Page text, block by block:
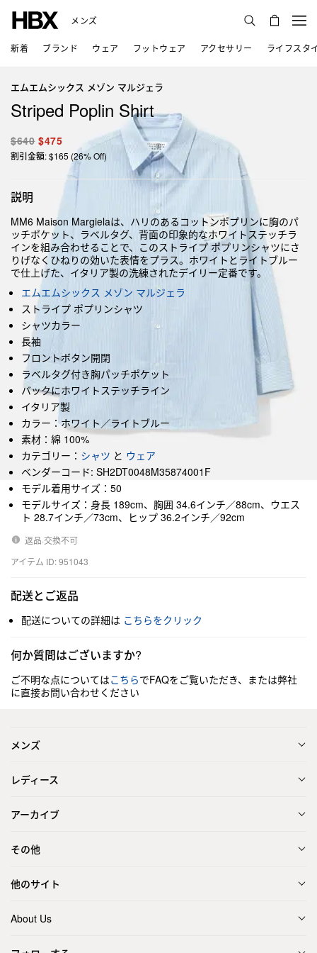
メンズ
新着 ブランド ウェア フットウェア アクセサリー ライフスタ
エムエムシックス メゾン マルジェラ
Striped Poplin Shirt
$640 $475
割引金額: $165 (26% Off)
説明
MM6 Maison Margielaは、ハリのあるコットンポプリンに胸のパ
ッチポケット、ラベルタグ、背面の印象的なホワイトステッチラ
インを組み合わせることで、このストライプ ポプリンシャツにさ
りげなくひねりの効いた表情をプラス。ホワイトとライトブルー
で仕上げた、イタリア製の洗練されたデイリー定番です。
エムエムシックス メゾン マルジェラ
ストライプ ポプリンシャツ
シャツカラー
長袖
フロントボタン開閉
ラベルタグ付き胸パッチポケット
バックにホワイトステッチライン
イタリア製
カラー：ホワイト／ライトブルー
素材：綿 100%
カテゴリー： シャツ と ウェア
ベンダーコード: SH2DT0048M35874001F
モデル着用サイズ：50
モデルサイズ：身長 189cm、胸囲 34.6インチ／88cm、ウエス
ト 28.7インチ／73cm、ヒップ 36.2インチ／92cm
返品·交換不可
アイテム ID: 951043
配送とご返品
配送についての詳細は こちらをクリック
何か質問はございますか?
ご不明な点についてはこちらでFAQをご覧いただき、または弊社
に直接お問い合わせください
メンズ
レディース
アーカイブ
その他
他のサイト
About Us